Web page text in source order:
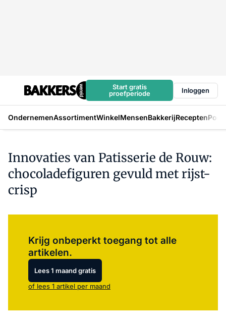
Start gratis
proefperiode
Inloggen
OndernemenAssortimentWinkelMensenBakkerijRecepten
Innovaties van Patisserie de Rouw:
chocoladefiguren gevuld met rijst-
crisp
Krijg onbeperkt toegang tot alle
artikelen.
Lees 1 maand gratis
of lees 1 artikel per maand